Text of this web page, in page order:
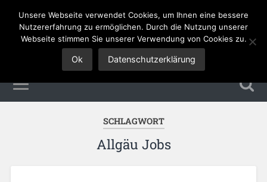
Tourismus Jobs
SCHLAGWORT
Allgäu Jobs
Unsere Webseite verwendet Cookies, um Ihnen eine bessere
Nutzererfahrung zu ermöglichen. Durch die Nutzung unserer
Webseite stimmen Sie unserer Verwendung von Cookies zu.
Ok Datenschutzerklärung